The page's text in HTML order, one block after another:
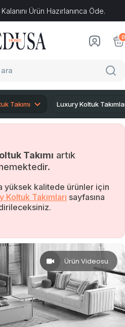
Kalanını Ürün Hazırlanınca Öde.
0
Takımı Luxury Koltuk
Takımı artık
yüksek kalitede ürünler için
Koltuk Takımları sayfasına
Ürün Videosu
Sistemleriyle Hazırlanmıştır.